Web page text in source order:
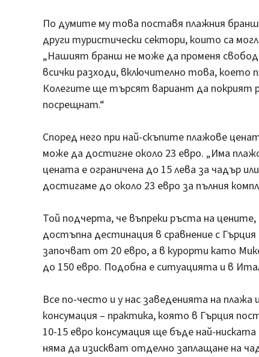
По думите му това поставя плажния
други туристически сектори, които са
„Нашият бранш не може да променя
всички разходи, включително това,
Колегите ще търсят вариант да покрият
посрещнат.“
Според него при най-скъпите плажове
може да достигне около 23 евро. „Има
цената е ограничена до 15 лева за чадър
достигаме до около 23 евро за пълния
Той подчерта, че въпреки ръста на
достъпна дестинация в сравнение с
започват от 20 евро, а в курорти като
до 150 евро. Подобна е ситуацията и в
Все по-често и у нас заведенията на
консумация – практика, която в Гърция
10-15 евро консумация ще бъде най-
няма да изискват отделно заплащане на